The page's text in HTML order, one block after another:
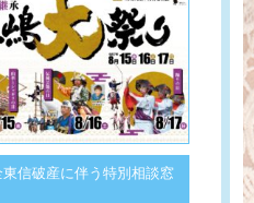
東信破産に伴う特別相談窓